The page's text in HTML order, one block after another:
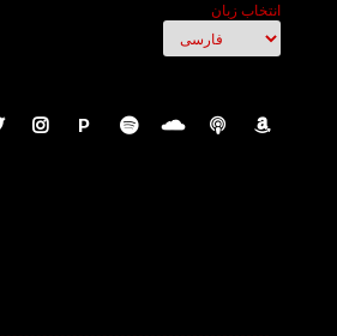
انتخاب زبان
P